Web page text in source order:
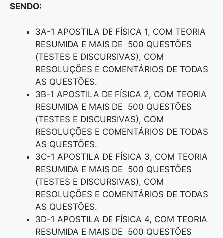
SENDO:
3A-1 APOSTILA DE FÍSICA 1, COM TEORIA
RESUMIDA E MAIS DE 500 QUESTÕES
(TESTES E DISCURSIVAS), COM
RESOLUÇÕES E COMENTÁRIOS DE TODAS
AS QUESTÕES.
3B-1 APOSTILA DE FÍSICA 2, COM TEORIA
RESUMIDA E MAIS DE 500 QUESTÕES
(TESTES E DISCURSIVAS), COM
RESOLUÇÕES E COMENTÁRIOS DE TODAS
AS QUESTÕES.
3C-1 APOSTILA DE FÍSICA 3, COM TEORIA
RESUMIDA E MAIS DE 500 QUESTÕES
(TESTES E DISCURSIVAS), COM
RESOLUÇÕES E COMENTÁRIOS DE TODAS
AS QUESTÕES.
3D-1 APOSTILA DE FÍSICA 4, COM TEORIA
RESUMIDA E MAIS DE 500 QUESTÕES